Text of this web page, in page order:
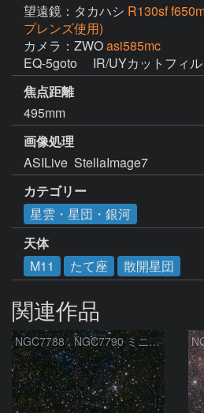
望遠鏡：タカハシ R130sf
プレンズ使用)
カメラ：ZWOasi585mc
EQ-5goto 　IR/UYカットフィ
焦点距離
495mm
画像処理
ASILive  StellaImage7
カテゴリー
星雲・星団・銀河
天体
M11
たて座 散開星団
関連作品
NGC7788 , NGC7790 ミニ二重星団